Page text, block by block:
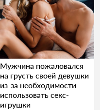
Мужчина пожаловался
на грусть своей девушки
из-за необходимости
использовать секс-
игрушки